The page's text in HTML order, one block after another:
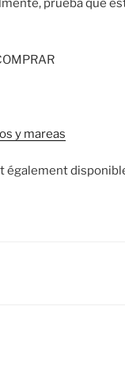
prueba que
également